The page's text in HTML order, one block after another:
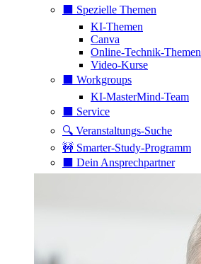
⬛️ Spezielle Themen
KI-Themen
Canva
Online-Technik-Themen
Video-Kurse
⬛️ Workgroups
KI-MasterMind-Team
⬛️ Service
🔍 Veranstaltungs-Suche
🚧 Smarter-Study-Programm
⬛️ Dein Ansprechpartner